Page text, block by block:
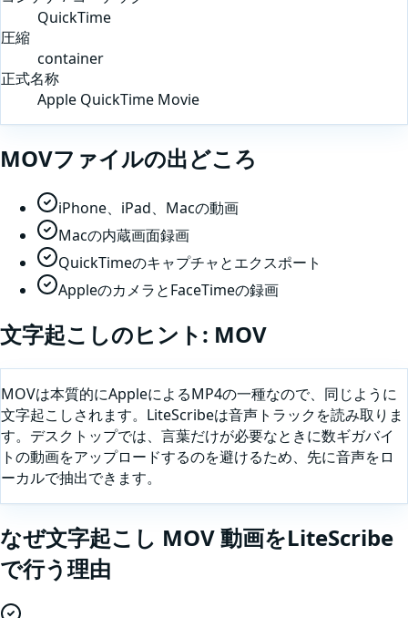
QuickTime
圧縮
container
正式名称
Apple QuickTime Movie
MOVファイルの出どころ
iPhone、iPad、Macの動画
Macの内蔵画面録画
QuickTimeのキャプチャとエクスポート
AppleのカメラとFaceTimeの録画
文字起こしのヒント: MOV
MOVは本質的にAppleによるMP4の一種なので、同じように
文字起こしされます。LiteScribeは音声トラックを読み取りま
す。デスクトップでは、言葉だけが必要なときに数ギガバイ
トの動画をアップロードするのを避けるため、先に音声をロ
ーカルで抽出できます。
なぜ文字起こし MOV動画をLiteScribe
で行う理由